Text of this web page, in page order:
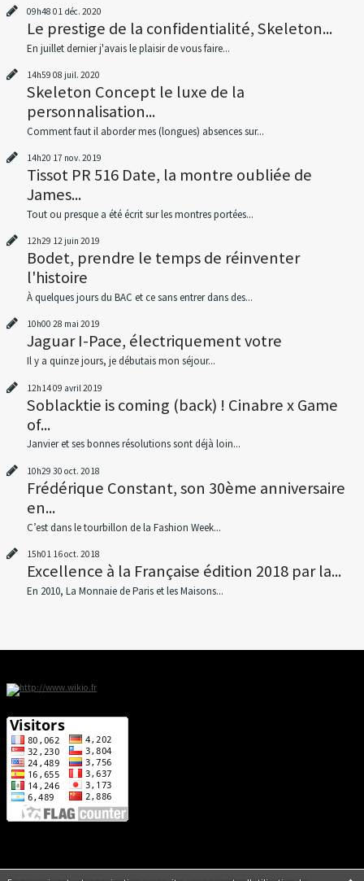
09h48 01 déc. 2020
Le prestige de la confidentialité, Skeleton...
En juillet dernier j'avais le plaisir de vous faire...
14h59 08 juil. 2020
Skeleton Concept le luxe de la
personnalisation...
Comment faut il aborder mes (longues) absences sur...
14h20 17 nov. 2019
Tissot PR 516 Date, la montre oubliée de
James...
Tout ou presque a été écrit sur les montres portées...
12h29 12 juin 2019
Bodet, prendre le temps de réinventer
l'histoire
À quelques jours du BAC et ce sans entrer dans des...
10h00 28 mai 2019
Jaguar I-Pace, électriquement votre
Il y a quinze jours, je débutais mon séjour...
12h1409 avril 2019
Soblacktie is coming (back) ! Cinabre x Game
of...
Janvier et ses bonnes résolutions sont déjà loin...
10h29 30 oct. 2018
Frédérique Constant, son 30ème anniversaire
en...
C’est dans le tourbillon de la Fashion Week...
15h01 16oct. 2018
Excellence à la Française édition 2018 par la...
En 2010, La Monnaie de Paris et les Maisons...